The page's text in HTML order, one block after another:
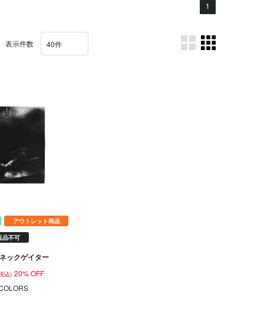
1
表示件数
アウトレット商品
品不可
ックゲイター
込) 20% OFF